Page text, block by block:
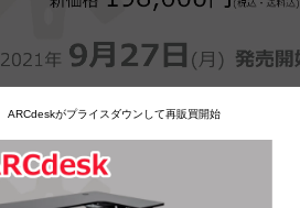
ARCdeskがプライスダウンして再販買開始